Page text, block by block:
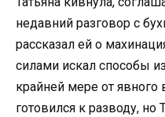
недавний разговор с
рассказал ей о
силами искал способы
крайней мере от явного
готовился к разводу, но